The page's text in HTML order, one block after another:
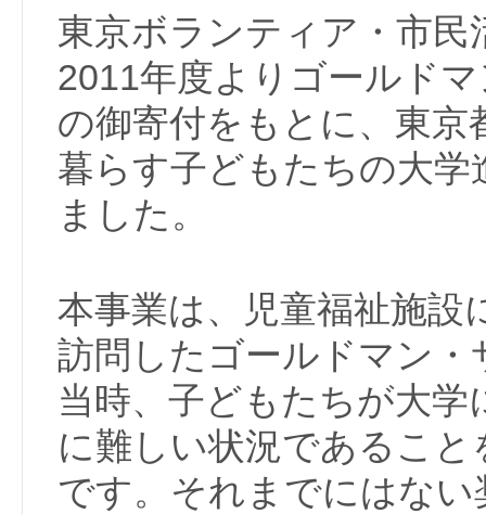
東京ボランティア・市民
2011年度よりゴールド
の御寄付をもとに、東京
暮らす子どもたちの大
ました。
本事業は、児童福祉施設
訪問したゴールドマン
当時、子どもたちが大
に難しい状況であるこ
です。それまでにはな